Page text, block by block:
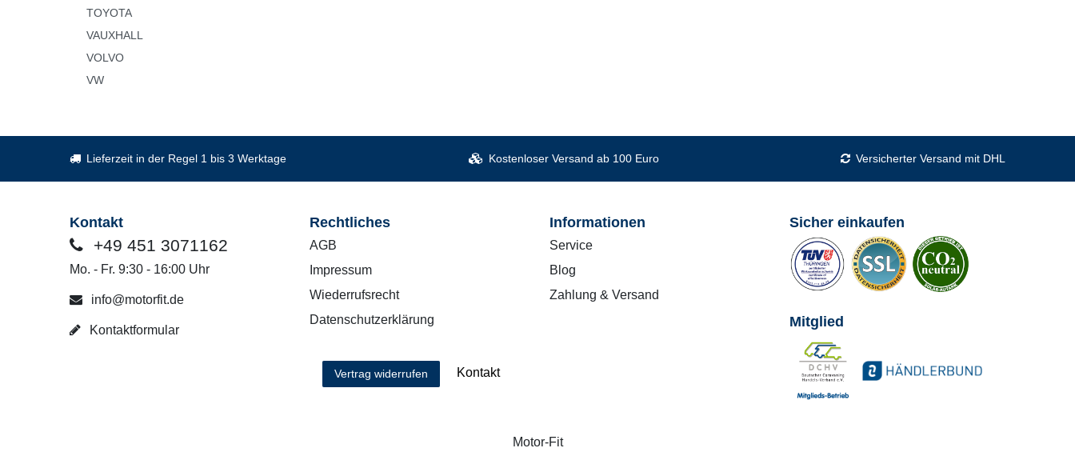
TOYOTA
VAUXHALL
VOLVO
VW
Lieferzeit in der Regel 1 bis 3 Werktage Kostenloser Versand ab 100 Euro Versicherter Versand mit DHL
Kontakt
+49 451 3071162
Mo. - Fr. 9:30 - 16:00 Uhr
info@motorfit.de
Kontaktformular
Rechtliches
AGB
Impressum
Wiederrufsrecht
Datenschutzerklärung
Vertrag widerrufen Kontakt
Informationen
Service
Blog
Zahlung & Versand
Sicher einkaufen
Mitglied
Motor-Fit